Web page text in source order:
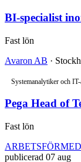
BI-specialist
Fast lön
Avaron AB ·
Systemanalytiker och IT-
Pega Head of
Fast lön
publicerad 07 aug